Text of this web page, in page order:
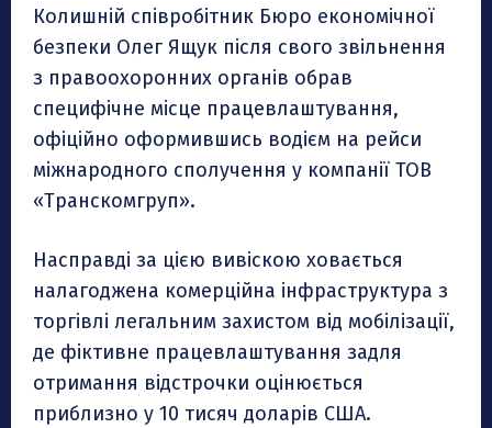
Колишній співробітник Бюро економічної
безпеки Олег Ящук після свого звільнення
з правоохоронних органів обрав
специфічне місце працевлаштування,
офіційно оформившись водієм на рейси
міжнародного сполучення у компанії ТОВ
«Транскомгруп».
Насправді за цією вивіскою ховається
налагоджена комерційна інфраструктура з
торгівлі легальним захистом від мобілізації,
де фіктивне працевлаштування задля
отримання відстрочки оцінюється
приблизно у 10 тисяч доларів США.